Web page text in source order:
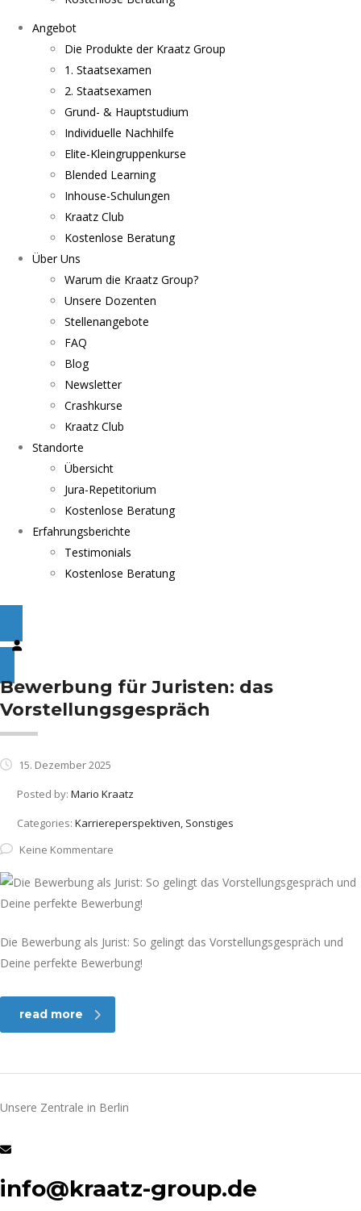
Angebot
Die Produkte der Kraatz Group
1. Staatsexamen
2. Staatsexamen
Grund- & Hauptstudium
Individuelle Nachhilfe
Elite-Kleingruppenkurse
Blended Learning
Inhouse-Schulungen
Kraatz Club
Kostenlose Beratung
Über Uns
Warum die Kraatz Group?
Unsere Dozenten
Stellenangebote
FAQ
Blog
Newsletter
Crashkurse
Kraatz Club
Standorte
Übersicht
Jura-Repetitorium
Kostenlose Beratung
Erfahrungsberichte
Testimonials
Kostenlose Beratung
Bewerbung für Juristen: das
Vorstellungsgespräch
15. Dezember 2025
Posted by: Mario Kraatz
Categories: Karriereperspektiven, Sonstiges
Keine Kommentare
Die Bewerbung als Jurist: So gelingt das Vorstellungsgespräch und
Deine perfekte Bewerbung!
read more
Unsere Zentrale in Berlin
info@kraatz-group.de